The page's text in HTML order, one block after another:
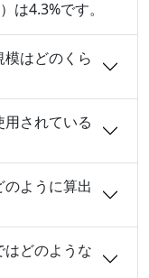
は4.3%です。
はどのくら
されている
ように算出
どのような